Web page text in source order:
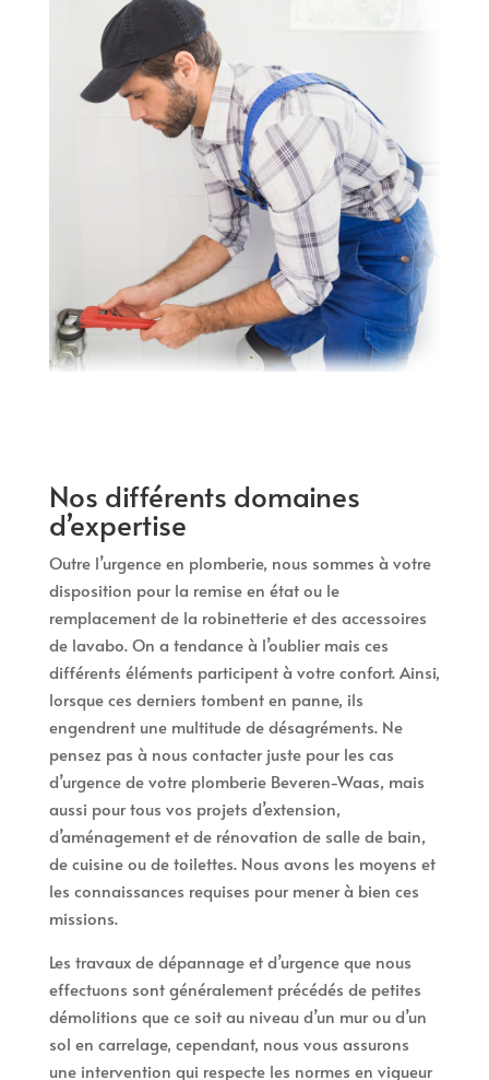
Nos différents domaines
d’expertise
Outre l’urgence en plomberie, nous sommes à votre
disposition pour la remise en état ou le
remplacement de la robinetterie et des accessoires
de lavabo. On a tendance à l’oublier mais ces
différents éléments participent à votre confort. Ainsi,
lorsque ces derniers tombent en panne, ils
engendrent une multitude de désagréments. Ne
pensez pas à nous contacter juste pour les cas
d’urgence de votre plomberie Beveren-Waas, mais
aussi pour tous vos projets d’extension,
d’aménagement et de rénovation de salle de bain,
de cuisine ou de toilettes. Nous avons les moyens et
les connaissances requises pour mener à bien ces
missions.
Les travaux de dépannage et d’urgence que nous
effectuons sont généralement précédés de petites
démolitions que ce soit au niveau d’un mur ou d’un
sol en carrelage, cependant, nous vous assurons
une intervention qui respecte les normes en vigueur